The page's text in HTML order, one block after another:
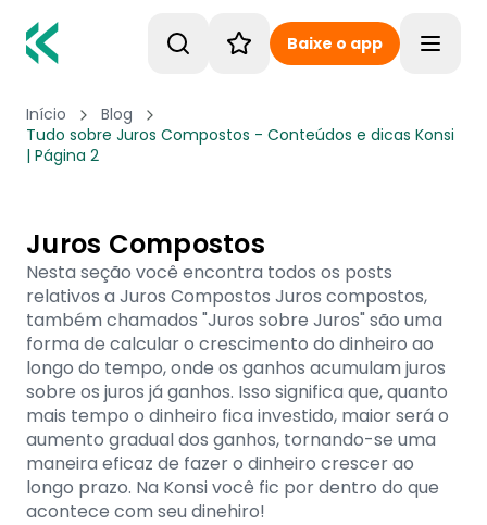
Baixe o app
Início
Blog
Tudo sobre Juros Compostos - Conteúdos e dicas Konsi
| Página 2
Juros Compostos
Nesta seção você encontra todos os posts
relativos a Juros Compostos Juros compostos,
também chamados "Juros sobre Juros" são uma
forma de calcular o crescimento do dinheiro ao
longo do tempo, onde os ganhos acumulam juros
sobre os juros já ganhos. Isso significa que, quanto
mais tempo o dinheiro fica investido, maior será o
aumento gradual dos ganhos, tornando-se uma
maneira eficaz de fazer o dinheiro crescer ao
longo prazo. Na Konsi você fic por dentro do que
acontece com seu dinehiro!